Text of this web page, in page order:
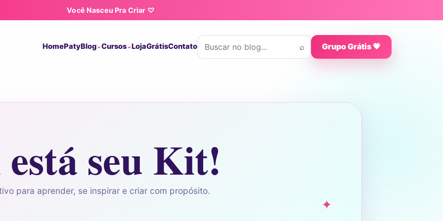
Você Nasceu Pra Criar ♡
HomePatyBlog Cursos LojaGrátisContato
Buscar por:
⌕ Grupo Grátis 💗
seu Kit!
para aprender, se inspirar e criar com propósito.